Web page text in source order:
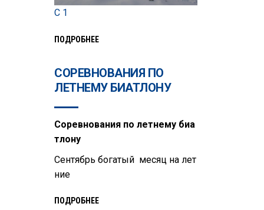
C 1
ПОДРОБНЕЕ
СОРЕВНОВАНИЯ ПО
ЛЕТНЕМУ БИАТЛОНУ
Соревнования по летнему биа
тлону
Сентябрь богатый месяц на лет
ние
ПОДРОБНЕЕ